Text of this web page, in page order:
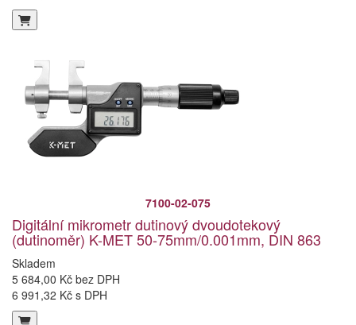
7100-02-075
Digitální mikrometr dutinový dvoudotekový
(dutinoměr) K-MET 50-75mm/0.001mm, DIN 863
Skladem
5 684,00 Kč bez DPH
6 991,32 Kč s DPH